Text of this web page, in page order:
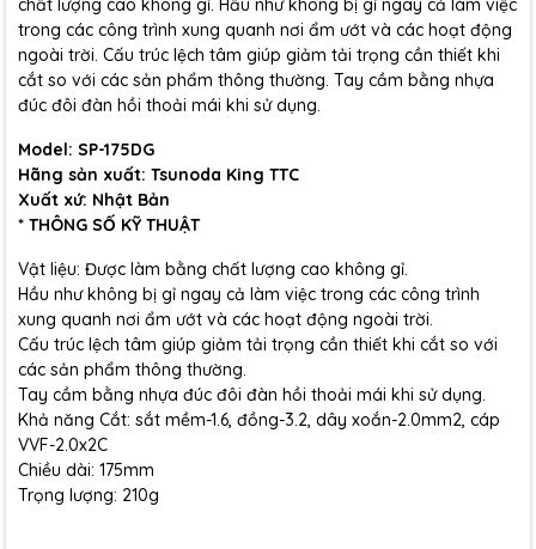
chất lượng cao không gỉ. Hầu như không bị gỉ ngay cả làm việc
trong các công trình xung quanh nơi ẩm ướt và các hoạt động
ngoài trời. Cấu trúc lệch tâm giúp giảm tải trọng cần thiết khi
cắt so với các sản phẩm thông thường. Tay cầm bằng nhựa
đúc đôi đàn hồi thoải mái khi sử dụng.
Model: SP-175DG
Hãng sản xuất: Tsunoda King TTC
Xuất xứ: Nhật Bản
* THÔNG SỐ KỸ THUẬT
Vật liệu: Được làm bằng chất lượng cao không gỉ.
Hầu như không bị gỉ ngay cả làm việc trong các công trình
xung quanh nơi ẩm ướt và các hoạt động ngoài trời.
Cấu trúc lệch tâm giúp giảm tải trọng cần thiết khi cắt so với
các sản phẩm thông thường.
Tay cầm bằng nhựa đúc đôi đàn hồi thoải mái khi sử dụng.
Khả năng Cắt: sắt mềm-1.6, đồng-3.2, dây xoắn-2.0mm2, cáp
VVF-2.0x2C
Chiều dài: 175mm
Trọng lượng: 210g